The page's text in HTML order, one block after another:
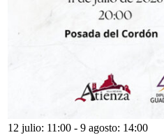
12 julio: 11:00 - 9 agosto: 14:00